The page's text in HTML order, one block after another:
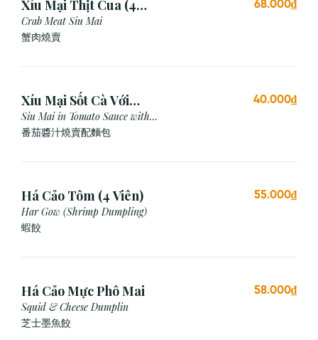
Xíu Mại Thịt Cua (4
Viên)
Crab Meat Siu Mai
蟹肉燒賣
68.000₫
Xíu Mại Sốt Cà Với
Bánh Mì (1 Viên)
Siu Mai in Tomato Sauce with
Bread
番茄醬汁燒賣配麵包
40.000₫
Há Cảo Tôm (4 Viên)
Har Gow (Shrimp Dumpling)
蝦餃
55.000₫
Há Cảo Mực Phô Mai
Squid & Cheese Dumplin
芝⼠墨⿂餃
58.000₫